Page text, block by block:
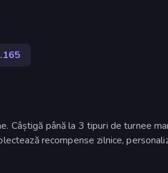
Câștigă până la 3 tipuri de turnee
recompense zilnice,